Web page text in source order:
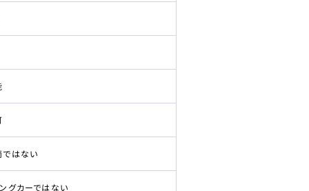
はない
グカーではない